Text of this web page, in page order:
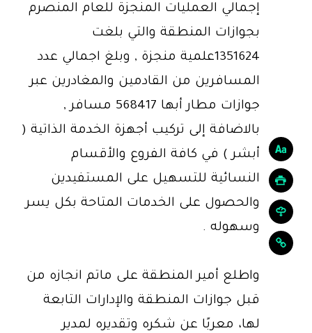
إجمالي العمليات المنجزة للعام المنصرم
بجوازات المنطقة والتي بلغت
1351624علمية منجزة , وبلغ اجمالي عدد
المسافرين من القادمين والمغادرين عبر
جوازات مطار أبها 568417 مسافر ,
بالاضافة إلى تركيب أجهزة الخدمة الذاتية (
أبشر ) في كافة الفروع والأقسام
النسائية للتسهيل على المستفيدين
والحصول على الخدمات المتاحة بكل يسر
وسهوله .
واطلع أمير المنطقة على ماتم انجازه من
قبل جوازات المنطقة والإدارات التابعة
لها، معربًا عن شكره وتقديره لمدير